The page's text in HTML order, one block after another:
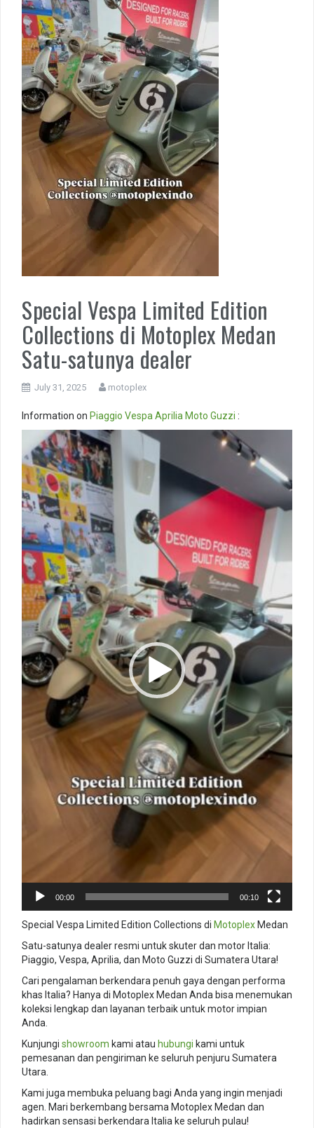
Special Vespa Limited Edition
Collections di Motoplex Medan
Satu-satunya dealer
July 31, 2025 motoplex
Information on Piaggio Vespa Aprilia Moto Guzzi :
Video
Player
00:00 00:10
Special Vespa Limited Edition Collections di Motoplex Medan
Satu-satunya dealer resmi untuk skuter dan motor Italia:
Piaggio, Vespa, Aprilia, dan Moto Guzzi di Sumatera Utara!
Cari pengalaman berkendara penuh gaya dengan performa
khas Italia? Hanya di Motoplex Medan Anda bisa menemukan
koleksi lengkap dan layanan terbaik untuk motor impian
Anda.
Kunjungi showroom kami atau hubungi kami untuk
pemesanan dan pengiriman ke seluruh penjuru Sumatera
Utara.
Kami juga membuka peluang bagi Anda yang ingin menjadi
agen. Mari berkembang bersama Motoplex Medan dan
hadirkan sensasi berkendara Italia ke seluruh pulau!